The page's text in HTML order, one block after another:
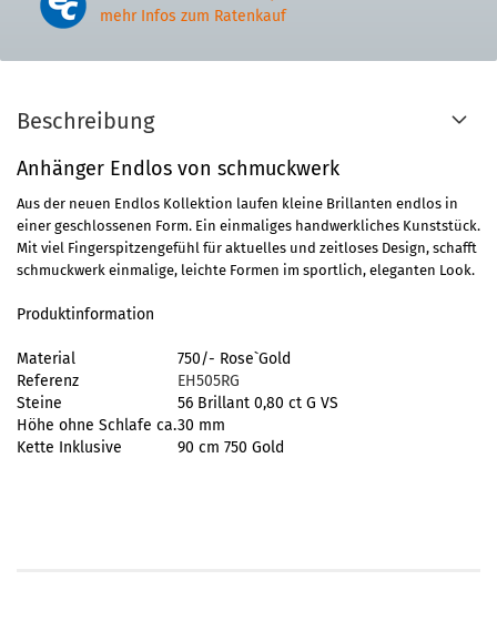
mehr Infos zum Ratenkauf
Beschreibung
Anhänger Endlos von schmuckwerk
Aus der neuen Endlos Kollektion laufen kleine Brillanten endlos in
einer geschlossenen Form. Ein einmaliges handwerkliches Kunststück.
Mit viel Fingerspitzengefühl für aktuelles und zeitloses Design, schafft
schmuckwerk einmalige, leichte Formen im sportlich, eleganten Look.
Produktinformation
Material
750/- Rose`Gold
Referenz
EH505RG
Steine
56 Brillant 0,80 ct G VS
Höhe ohne Schlafe ca.30 mm
Kette Inklusive
90 cm 750 Gold